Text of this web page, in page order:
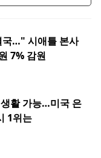
국…" 시애틀 본사
7% 감원
활 가능…미국 은
1위는